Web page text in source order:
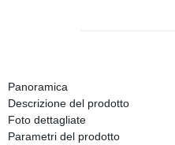
Panoramica
Descrizione del prodotto
Foto dettagliate
Parametri del prodotto